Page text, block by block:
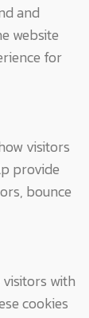
and
website
for
visitors
provide
bounce
with
cookies